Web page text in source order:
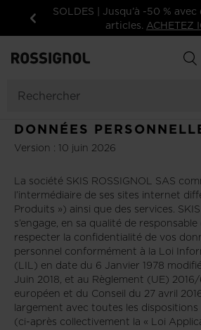
Précédent
SOLDES | Jusqu’à -50 %
articles. ACHETEZ
DONNÉES
Version : 10 juin 2026
La société SKIS ROSSIGNOL SAS
l’intermédiaire de ses sites internet
Produits ») ainsi que des services.
s’engage, en sa qualité de
respecter la confidentialité de vos
personnel conformément à la Loi
(LIL) en date du 6 Janvier 1978
Juin 2018, et au Règlement (UE)
européen et du Conseil du 27 avril
largement avec toutes les dispositions
(ci-après collectivement la « Loi